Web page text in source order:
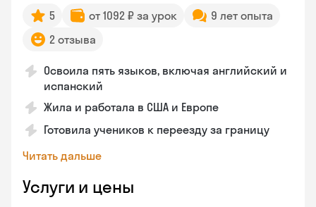
5 от 1092 ₽ за урок
9 лет опыта
2 отзыва
Освоила пять языков, включая английский и
испанский
Жила и работала в США и Европе
Готовила учеников к переезду за границу
Читать дальше
Услуги и цены